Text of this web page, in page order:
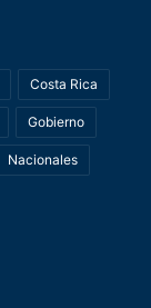
Costa Rica
Gobierno
Nacionales